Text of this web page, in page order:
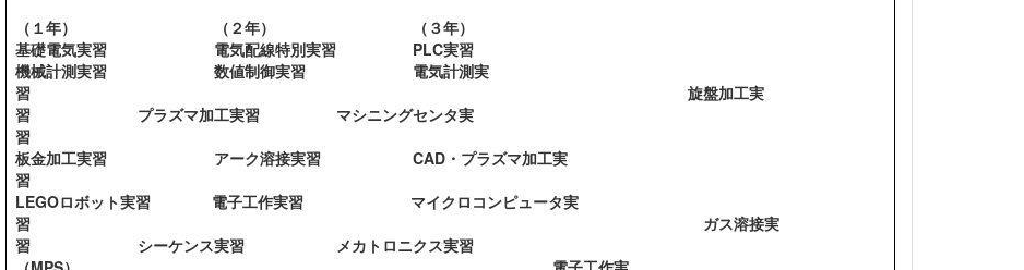
（１年） （２年） （３年）
基礎電気実習 電気配線特別実習 PLC実習
機械計測実習 数値制御実習 電気計測実
習
旋盤加工実
習
プラズマ加工実習 マシニングセンタ実
習
板金加工実習 アーク溶接実習 CAD・プラズマ加工実
習
LEGOロボット実習 電子工作実習 マイクロコンピュータ実
習
ガス溶接実
習 シーケンス実習 メカトロニクス実習